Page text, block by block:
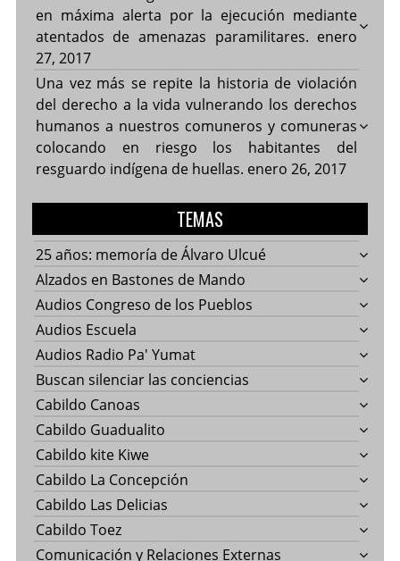
en máxima alerta por la ejecución mediante
atentados de amenazas paramilitares. enero
27, 2017
Una vez más se repite la historia de violación
del derecho a la vida vulnerando los derechos
humanos a nuestros comuneros y comuneras
colocando en riesgo los habitantes del
resguardo indígena de huellas. enero 26, 2017
TEMAS
25 años: memoría de Álvaro Ulcué
Alzados en Bastones de Mando
Audios Congreso de los Pueblos
Audios Escuela
Audios Radio Pa' Yumat
Buscan silenciar las conciencias
Cabildo Canoas
Cabildo Guadualito
Cabildo kite Kiwe
Cabildo La Concepción
Cabildo Las Delicias
Cabildo Toez
Comunicación y Relaciones Externas